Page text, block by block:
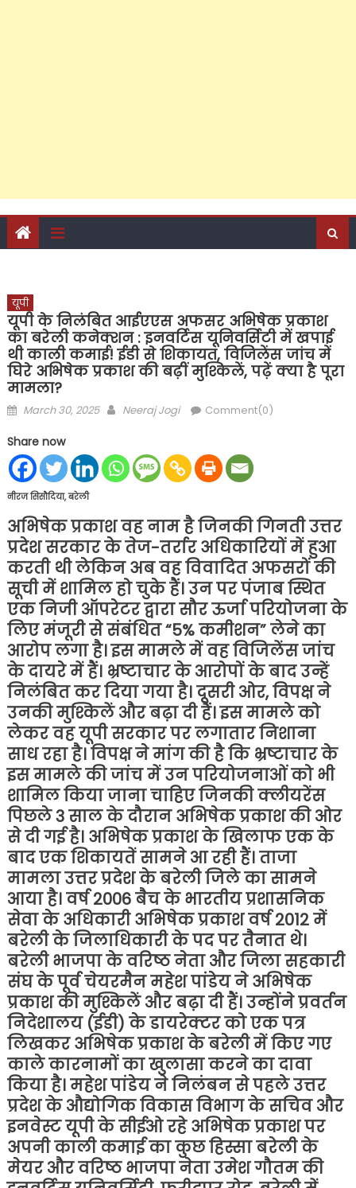
यूपी
यूपी के निलंबित आईएएस अफसर अभिषेक प्रकाश
का बरेली कनेक्शन : इनवर्टिस यूनिवर्सिटी में खपाई
थी काली कमाई! ईडी से शिकायत, विजिलेंस जांच में
घिरे अभिषेक प्रकाश की बढ़ीं मुश्किलें, पढ़ें क्या है पूरा
मामला?
Posted
March 30, 2025 Author
Neeraj Jogi Comment(0)
Share now
नीरज सिसौदिया, बरेली
अभिषेक प्रकाश वह नाम है जिनकी गिनती उत्तर
प्रदेश सरकार के तेज-तर्रार अधिकारियों में हुआ
करती थी लेकिन अब वह विवादित अफसरों की
सूची में शामिल हो चुके हैं। उन पर पंजाब स्थित
एक निजी ऑपरेटर द्वारा सौर ऊर्जा परियोजना के
लिए मंजूरी से संबंधित “5% कमीशन” लेने का
आरोप लगा है। इस मामले में वह विजिलेंस जांच
के दायरे में हैं। भ्रष्टाचार के आरोपों के बाद उन्हें
निलंबित कर दिया गया है। दूसरी ओर, विपक्ष ने
उनकी मुश्किलें और बढ़ा दी हैं। इस मामले को
लेकर वह यूपी सरकार पर लगातार निशाना
साध रहा है। विपक्ष ने मांग की है कि भ्रष्टाचार के
इस मामले की जांच में उन परियोजनाओं को भी
शामिल किया जाना चाहिए जिनकी क्लीयरेंस
पिछले 3 साल के दौरान अभिषेक प्रकाश की ओर
से दी गई है। अभिषेक प्रकाश के खिलाफ एक के
बाद एक शिकायतें सामने आ रही हैं। ताजा
मामला उत्तर प्रदेश के बरेली जिले का सामने
आया है। वर्ष 2006 बैच के भारतीय प्रशासनिक
सेवा के अधिकारी अभिषेक प्रकाश वर्ष 2012 में
बरेली के जिलाधिकारी के पद पर तैनात थे।
बरेली भाजपा के वरिष्ठ नेता और जिला सहकारी
संघ के पूर्व चेयरमैन महेश पांडेय ने अभिषेक
प्रकाश की मुश्किलें और बढ़ा दी हैं। उन्होंने प्रवर्तन
निदेशालय (ईडी) के डायरेक्टर को एक पत्र
लिखकर अभिषेक प्रकाश के बरेली में किए गए
काले कारनामों का खुलासा करने का दावा
किया है। महेश पांडेय ने निलंबन से पहले उत्तर
प्रदेश के औद्योगिक विकास विभाग के सचिव और
इनवेस्ट यूपी के सीईओ रहे अभिषेक प्रकाश पर
अपनी काली कमाई का कुछ हिस्सा बरेली के
मेयर और वरिष्ठ भाजपा नेता उमेश गौतम की